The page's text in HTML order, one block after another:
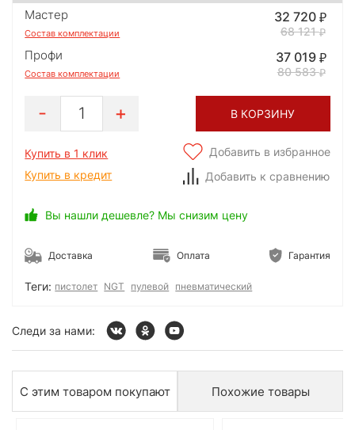
Мастер
Состав комплектации
32 720
68 121
Профи
Состав комплектации
37 019
80 583
1 В КОРЗИНУ
Купить в 1 клик
Купить в кредит
Добавить в избранное
Добавить к сравнению
Вы нашли дешевле? Мы снизим цену
Доставка Оплата Гарантия
Теги: пистолет NGT пулевой пневматический
Следи за нами:
С этим товаром покупают Похожие товары